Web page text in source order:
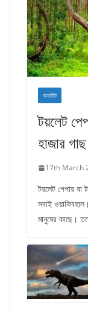
অফবিট
টয়লেট
হাজার
17th March
টয়লেট পেপার বা
সবাই
মানুষের কাছে।